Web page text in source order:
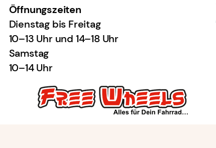
Öffnungszeiten
Dienstag bis Freitag
10–13 Uhr und 14–18 Uhr
Samstag
10–14 Uhr